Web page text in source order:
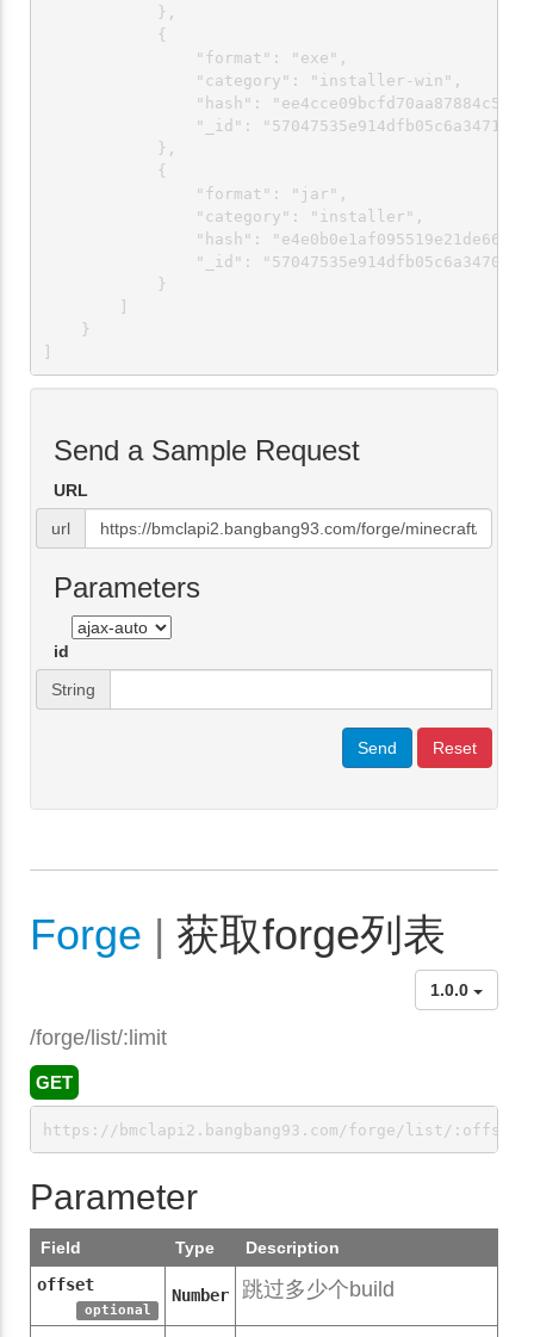
            },
            {
                "format": "exe",
                "category": "installer-win",
"hash":
                "_id": "57047535e914dfb05c6a3471"
            },
            {
                "format": "jar",
                "category": "installer",
"hash":
                "_id": "57047535e914dfb05c6a3470"
            }
    }
Send a Sample Request
URL
url
Parameters
id
String
Send Reset
Forge | 获取forge列表
1.0.0
/forge/list/:limit
GET
https://bmclapi2.bangbang93.com/forge/list/
Parameter
Field Type
Description
offset
optional
Number 跳过多少个build